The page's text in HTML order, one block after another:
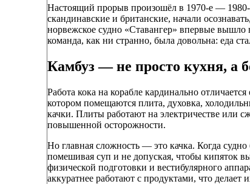
Настоящий прорыв произошёл в 1970-е —
скандинавские и британские, начали
норвежское судно «Ставангер» впервые
команда, как ни странно, была довольна: еда
Камбуз — не просто кухня, а
Работа кока на корабле кардинально
котором помещаются плита, духовка,
качки. Плиты работают на электричестве или
повышенной осторожности.
Но главная сложность — это качка. Когда
помешивая суп и не допуская, чтобы кипяток
физической подготовки и вестибулярного
аккуратнее работают с продуктами, что